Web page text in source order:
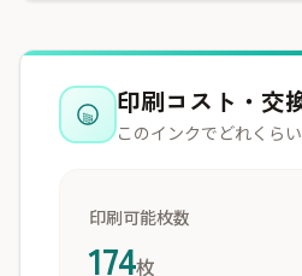
印刷コスト・交
このインクでどれくら
印刷可能枚数
174枚